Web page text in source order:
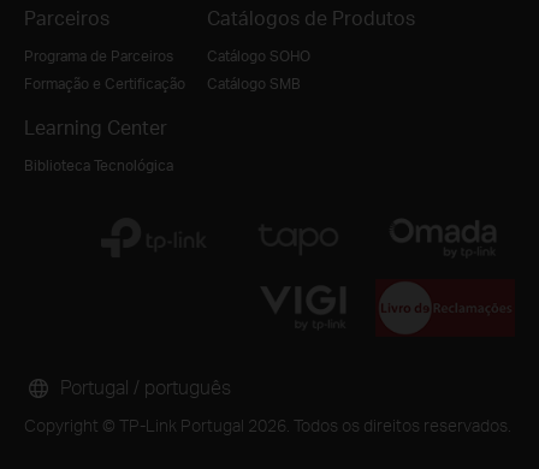
Parceiros
Programa de Parceiros
Formação e Certificação
Catálogos de Produtos
Catálogo SOHO
Catálogo SMB
Learning Center
Biblioteca Tecnológica
Copyright © TP-Link Portugal 2026. Todos os direitos reservados.
Portugal / português